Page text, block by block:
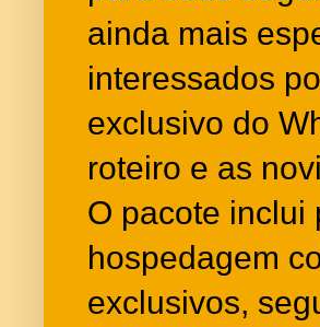
ainda mais
interessados
exclusivo do
roteiro e as
O pacote inclui
hospedagem
exclusivos,